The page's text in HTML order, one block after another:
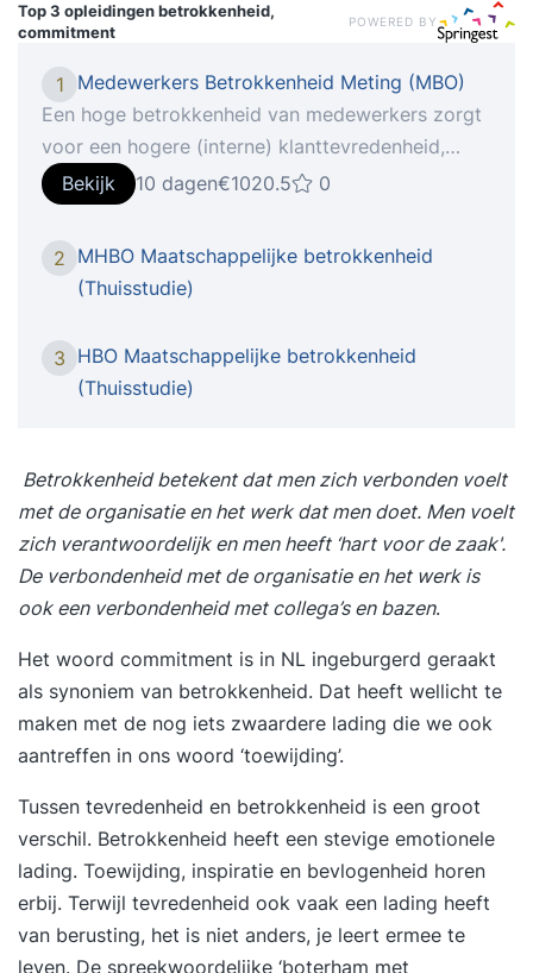
Top 3 opleidingenbetrokkenheid,
commitment
POWERED BY
1
Medewerkers Betrokkenheid Meting (MBO)
Een hoge betrokkenheid van medewerkers zorgt
voor een hogere (interne) klanttevredenheid,
innovatie en slagkracht. Wil je flexibeler kunnen
inspelen op de kansen en bedreigingen in de
markt? Of zoek je naar een manier om
verbeterinitiatieven sneller en effectiever op te
medewerkers betrokken zijn bij je organisatie
trekken ze eerder zaken naar zich toe, zijn ze
voor betere resultaten en een hogere
klanttevredenheid. Maar hoe creëer je een
hoge medewerkersbetrokkenheid? Dit is allemaal
mogelijk met de aanpak van Ricardo Semler
genaamd Semco. Semco van Ricardo Semler
ontwikkeld die wereldwijd steeds meer
bekendheid krijgt. Deze aanpak wordt in meer of
minder extreme mate geïmplementeerd binnen
organisaties. In Nederland kennen we zijn
Instituut. Vibber is officieel partner van Semco
Style Institute en begeleid organisaties bij
de implementatie van deze filosofie. De basis is
simpel. Er zijn vijf speerpunten die van invloed
zijn op debetrokkenheid en slagkracht binnen je
Bekijk 10 dagen€1020.5 0
2 MHBO Maatschappelijke betrokkenheid
(Thuisstudie)
3 HBO Maatschappelijke betrokkenheid
(Thuisstudie)
Betrokkenheid betekent dat men zich verbonden voelt
met de organisatie en het werk dat men doet. Men voelt
zich verantwoordelijk en men heeft ‘hart voor de zaak'.
De verbondenheid met de organisatie en het werk is
ook een verbondenheid met collega’s en bazen.
Het woord commitment is in NL ingeburgerd geraakt
als synoniem van betrokkenheid. Dat heeft wellicht te
maken met de nog iets zwaardere lading die we ook
aantreffen in ons woord ‘toewijding’.
Tussen tevredenheid en betrokkenheid is een groot
verschil. Betrokkenheid heeft een stevige emotionele
lading. Toewijding, inspiratie en bevlogenheid horen
erbij. Terwijl tevredenheid ook vaak een lading heeft
van berusting, het is niet anders, je leert ermee te
leven. De spreekwoordelijke ‘boterham met